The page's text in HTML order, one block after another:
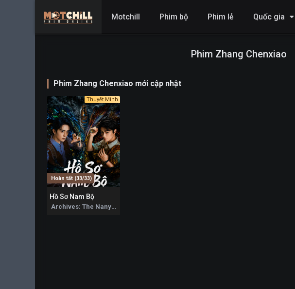
Motchill Phim bộ Phim lẻ Quốc gia
Phim Zhang Chenxiao
Phim Zhang Chenxiao mới cập nhật
Hoàn tất (33/33)
Thuyết Minh
Hồ Sơ Nam Bộ
Archives: The Nanyang Mystery 2026